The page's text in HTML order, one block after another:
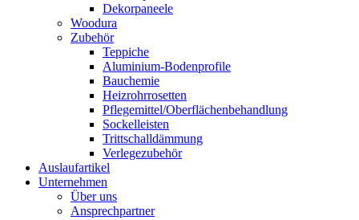
Dekorpaneele
Woodura
Zubehör
Teppiche
Aluminium-Bodenprofile
Bauchemie
Heizrohrrosetten
Pflegemittel/Oberflächenbehandlung
Sockelleisten
Trittschalldämmung
Verlegezubehör
Auslaufartikel
Unternehmen
Über uns
Ansprechpartner